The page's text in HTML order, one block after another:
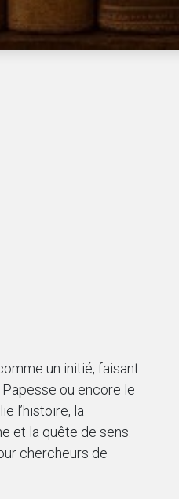
un initié, faisant
ou encore le
l’histoire, la
et la quête de sens.
chercheurs de